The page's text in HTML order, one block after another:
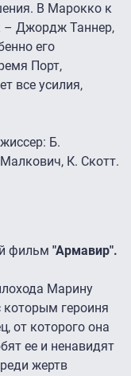
В Марокко к
– Джордж Таннер,
его
Порт,
все усилия,
Б.
К. Скотт.
фильм "Армавир".
Марину
героиня
от которого она
ее и ненавидят
жертв